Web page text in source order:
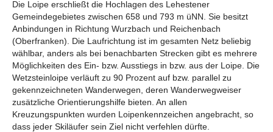
Die Loipe erschließt die Hochlagen des Lehestener
Gemeindegebietes zwischen 658 und 793 m üNN. Sie besitzt
Anbindungen in Richtung Wurzbach und Reichenbach
(Oberfranken). Die Laufrichtung ist im gesamten Netz beliebig
wählbar, anders als bei benachbarten Strecken gibt es mehrere
Möglichkeiten des Ein- bzw. Ausstiegs in bzw. aus der Loipe. Die
Wetzsteinloipe verläuft zu 90 Prozent auf bzw. parallel zu
gekennzeichneten Wanderwegen, deren Wanderwegweiser
zusätzliche Orientierungshilfe bieten. An allen
Kreuzungspunkten wurden Loipenkennzeichen angebracht, so
dass jeder Skiläufer sein Ziel nicht verfehlen dürfte.